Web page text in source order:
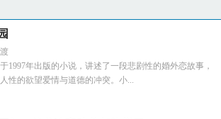
1997年出版的小说，讲述了一段悲剧性的婚外恋故事，
性的欲望爱情与道德的冲突。小...